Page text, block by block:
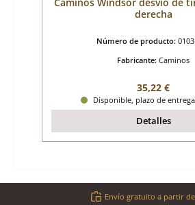
Caminos Windsor desvío de
derecha
Número de producto:
Fabricante: Caminos
Precio
35,22 €
Disponible, plazo de
Detalles
Envío gratuito a partir